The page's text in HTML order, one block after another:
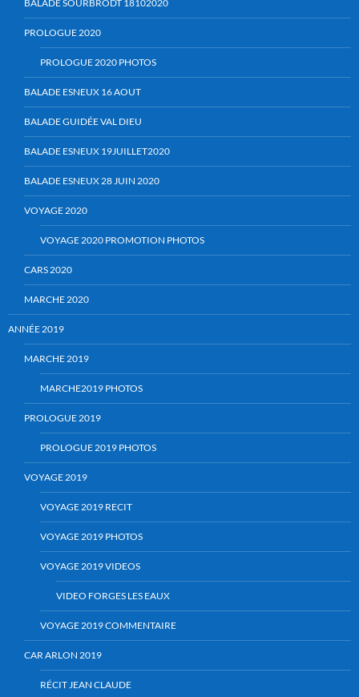
BALADE SOURBRODT 18102020
PROLOGUE 2020
PROLOGUE 2020 PHOTOS
BALADE ESNEUX 16 AOUT
BALADE GUIDÉE VAL DIEU
BALADE ESNEUX 19JUILLET2020
BALADE ESNEUX 28 JUIN 2020
VOYAGE 2020
VOYAGE 2020 PROMOTION PHOTOS
CARS 2020
MARCHE 2020
ANNÉE 2019
MARCHE 2019
MARCHE2019 PHOTOS
PROLOGUE 2019
PROLOGUE 2019 PHOTOS
VOYAGE 2019
VOYAGE 2019 RECIT
VOYAGE 2019 PHOTOS
VOYAGE 2019 VIDEOS
VIDEO FORGES LES EAUX
VOYAGE 2019 COMMENTAIRE
CAR ARLON 2019
RÉCIT JEAN CLAUDE